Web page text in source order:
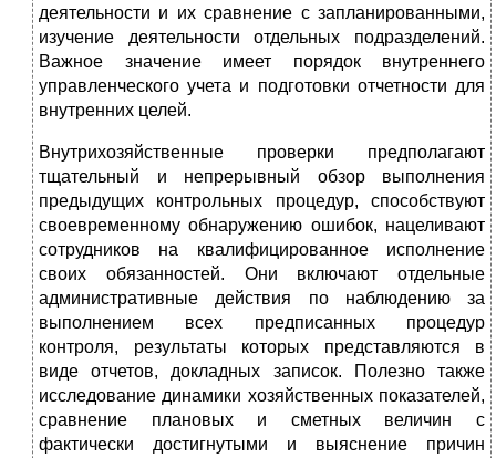
деятельности и их сравнение с запланированными,
изучение деятельности отдельных подразделений.
Важное значение имеет порядок внутреннего
управленческого учета и подготовки отчетности для
внутренних целей.
Внутрихозяйственные проверки предполагают
тщательный и непрерывный обзор выполнения
предыдущих контрольных процедур, способствуют
своевременному обнаружению ошибок, нацеливают
сотрудников на квалифицированное исполнение
своих обязанностей. Они включают отдельные
административные действия по наблюдению за
выполнением всех предписанных процедур
контроля, результаты которых представляются в
виде отчетов, докладных записок. Полезно также
исследование динамики хозяйственных показателей,
сравнение плановых и сметных величин с
фактически достигнутыми и выяснение причин